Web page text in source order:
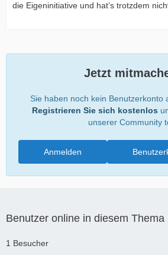
die Eigeninitiative und hat’s trotzdem
Jetzt
Sie haben noch kein Benutzerkonto
Registrieren Sie sich kostenlos
unserer Community
Anmelden
Benutzer online in diesem Thema
1 Besucher